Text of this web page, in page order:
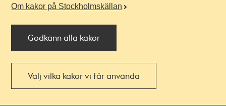
Om kakor på Stockholmskällan
Godkänn alla kakor
Välj vilka kakor vi får använda